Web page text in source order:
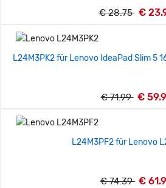
€ 28.75 €
L24M3PK2 für Lenovo IdeaPad Slim 5
€ 71.99 €
L24M3PF2 für Lenovo
€ 74.39 €